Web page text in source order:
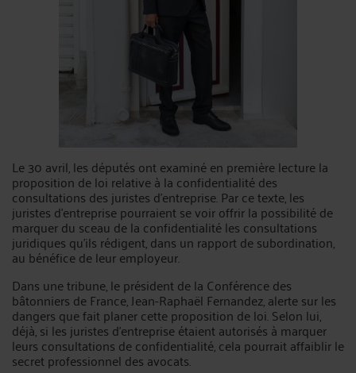
Le 30 avril, les députés ont examiné en première lecture la
proposition de loi relative à la confidentialité des
consultations des juristes d'entreprise. Par ce texte, les
juristes d'entreprise pourraient se voir offrir la possibilité de
marquer du sceau de la confidentialité les consultations
juridiques qu'ils rédigent, dans un rapport de subordination,
au bénéfice de leur employeur.
Dans une tribune, le président de la Conférence des
bâtonniers de France, Jean-Raphaël Fernandez, alerte sur les
dangers que fait planer cette proposition de loi. Selon lui,
déjà, si les juristes d'entreprise étaient autorisés à marquer
leurs consultations de confidentialité, cela pourrait affaiblir le
secret professionnel des avocats.